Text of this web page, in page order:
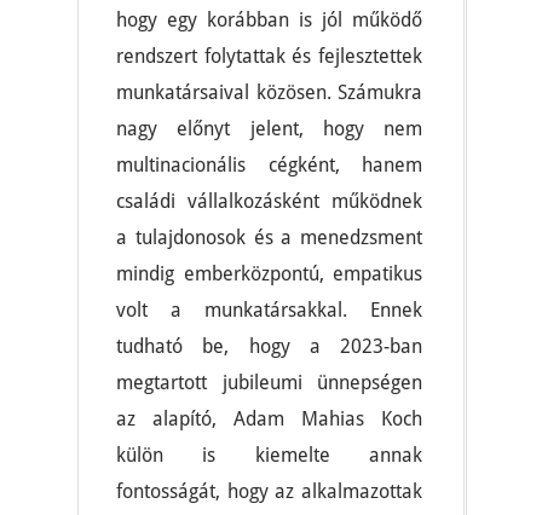
hogy egy korábban is jól működő
rendszert folytattak és fejlesztettek
munkatársaival közösen. Számukra
nagy előnyt jelent, hogy nem
multinacionális cégként, hanem
családi vállalkozásként működnek
a tulajdonosok és a menedzsment
mindig emberközpontú, empatikus
volt a munkatársakkal. Ennek
tudható be, hogy a 2023-ban
megtartott jubileumi ünnepségen
az alapító, Adam Mahias Koch
külön is kiemelte annak
fontosságát, hogy az alkalmazottak